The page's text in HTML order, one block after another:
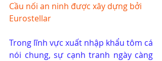
Cầu nối an ninh được xây dựng bởi
Eurostellar
Trong lĩnh vực xuất nhập khẩu tôm cá
nói chung, sự cạnh tranh ngày càng